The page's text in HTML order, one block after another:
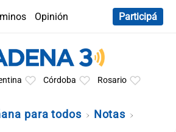
Opinión
Participá
Córdoba Rosario
para todos Notas